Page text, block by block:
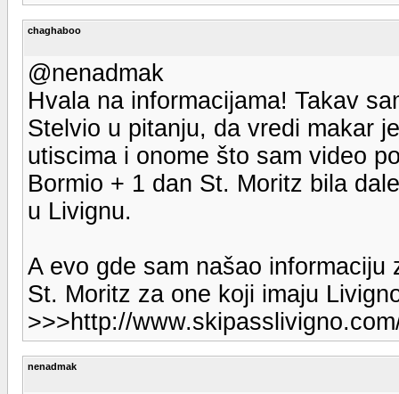
chaghaboo
@nenadmak
Hvala na informacijama! Takav
Stelvio u pitanju, da vredi makar
utiscima i onome što sam video
Bormio + 1 dan St. Moritz bila
u Livignu.
A evo gde sam našao
St. Moritz za one koji imaju
>>>http://
nenadmak